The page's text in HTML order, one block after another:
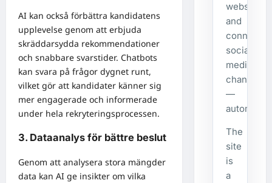
AI kan också förbättra kandidatens
upplevelse genom att erbjuda
skräddarsydda rekommendationer
och snabbare svarstider. Chatbots
kan svara på frågor dygnet runt,
vilket gör att kandidater känner sig
mer engagerade och informerade
under hela rekryteringsprocessen.
3. Dataanalys för bättre beslut
Genom att analysera stora mängder
data kan AI ge insikter om vilka
website
and
connected
social
media
channels
—
The
site
is
a